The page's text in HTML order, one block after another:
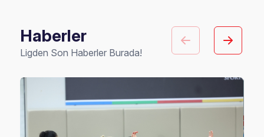
Haberler
Ligden Son Haberler Burada!